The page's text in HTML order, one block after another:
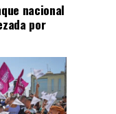
nacional
por